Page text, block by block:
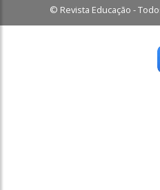
© Revista Educação -